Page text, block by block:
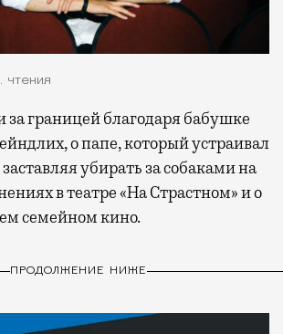
чтения
о папе, который устраивал
убирать за собаками на
в театре «На Страстном» и о
семейном кино.
ПРОДОЛЖЕНИЕ НИЖЕ